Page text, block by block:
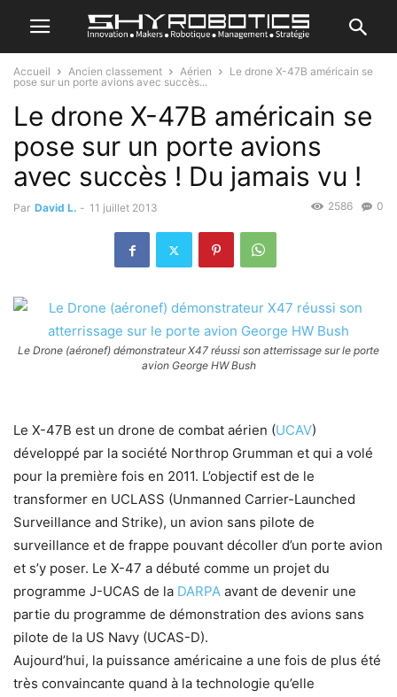
Accueil Ancien classement Aérien
Le drone X-47B américain se
pose sur un porte avions avec succès...
Le drone X-47B américain se
pose sur un porte avions
avec succès ! Du jamais vu !
Par David L. - 11 juillet 2013 0
2586
Le Drone (aéronef) démonstrateur X47 réussi son atterrissage sur le porte
avion George HW Bush
Le X-47B est un drone de combat aérien (UCAV)
développé par la société Northrop Grumman et qui a volé
pour la première fois en 2011. L’objectif est de le
transformer en UCLASS (Unmanned Carrier-Launched
Surveillance and Strike), un avion sans pilote de
surveillance et de frappe pouvant décoller d’un porte avion
et s’y poser. Le X-47 a débuté comme un projet du
programme J-UCAS de la DARPA avant de devenir une
partie du programme de démonstration des avions sans
pilote de la US Navy (UCAS-D).
Aujourd’hui, la puissance américaine a une fois de plus été
très convaincante quand à la technologie qu’elle